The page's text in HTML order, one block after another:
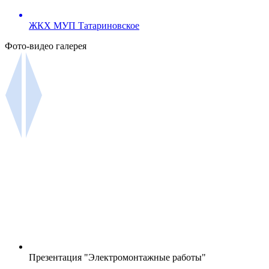
ЖКХ МУП Татариновское
Фото-видео галерея
Презентация "Электромонтажные работы"